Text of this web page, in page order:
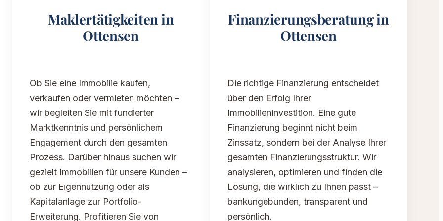
Maklertätigkeiten in
Ottensen
Ob Sie eine Immobilie kaufen,
verkaufen oder vermieten möchten –
wir begleiten Sie mit fundierter
Marktkenntnis und persönlichem
Engagement durch den gesamten
Prozess. Darüber hinaus suchen wir
gezielt Immobilien für unsere Kunden –
ob zur Eigennutzung oder als
Kapitalanlage zur Portfolio-
Erweiterung. Profitieren Sie von
Finanzierungsberatung in
Ottensen
Die richtige Finanzierung entscheidet
über den Erfolg Ihrer
Immobilieninvestition. Eine gute
Finanzierung beginnt nicht beim
Zinssatz, sondern bei der Analyse Ihrer
gesamten Finanzierungsstruktur. Wir
analysieren, optimieren und finden die
Lösung, die wirklich zu Ihnen passt –
bankungebunden, transparent und
persönlich.